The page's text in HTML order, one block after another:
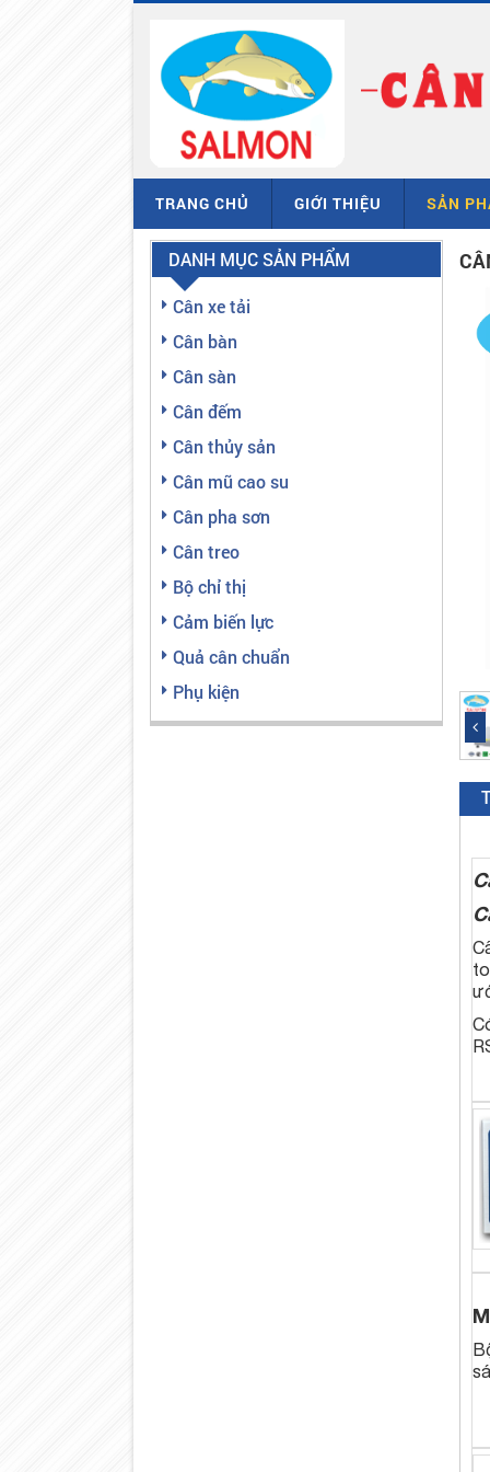
TRANG CHỦ GIỚI THIỆU SẢN
DANH MỤC SẢN PHẨM
Cân xe tải
Cân bàn
Cân sàn
Cân đếm
Cân thủy sản
Cân mũ cao su
Cân pha sơn
Cân treo
Bộ chỉ thị
Cảm biến lực
Quả cân chuẩn
Phụ kiện